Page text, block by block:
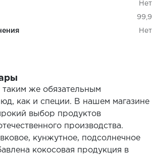
Нет
99,9
Нет
таким же обязательным
как и специи. В нашем магазине
выбор продуктов
производства.
кунжутное, подсолнечное
кокосовая продукция в